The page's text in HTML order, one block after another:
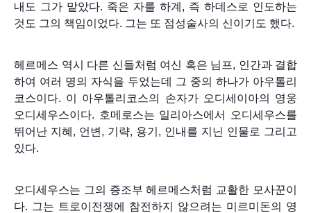
내도 그가 맡았다. 죽은 자를 하계, 즉 하데스로 인도하는
것도 그의 책임이었다. 그는 또 점성술사의 신이기도 했다.
헤르메스 역시 다른 신들처럼 여신 혹은 님프, 인간과 결합
하여 여러 명의 자식을 두었는데 그 중의 하나가 아우톨리
코스이다. 이 아우톨리코스의 손자가 오디세이아의 영웅
오디세우스이다. 호메로스는 일리아스에서 오디세우스를
뛰어난 지혜, 언변, 기략, 용기, 인내를 지닌 인물로 그리고
있다.
오디세우스는 그의 증조부 헤르메스처럼 교활한 모사꾼이
다. 그는 트로이전쟁에 참전하지 않으려는 미르미돈의 영